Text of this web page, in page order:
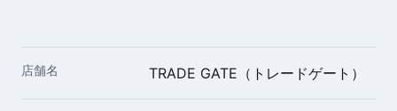
店舗名 TRADE GATE（トレードゲート）